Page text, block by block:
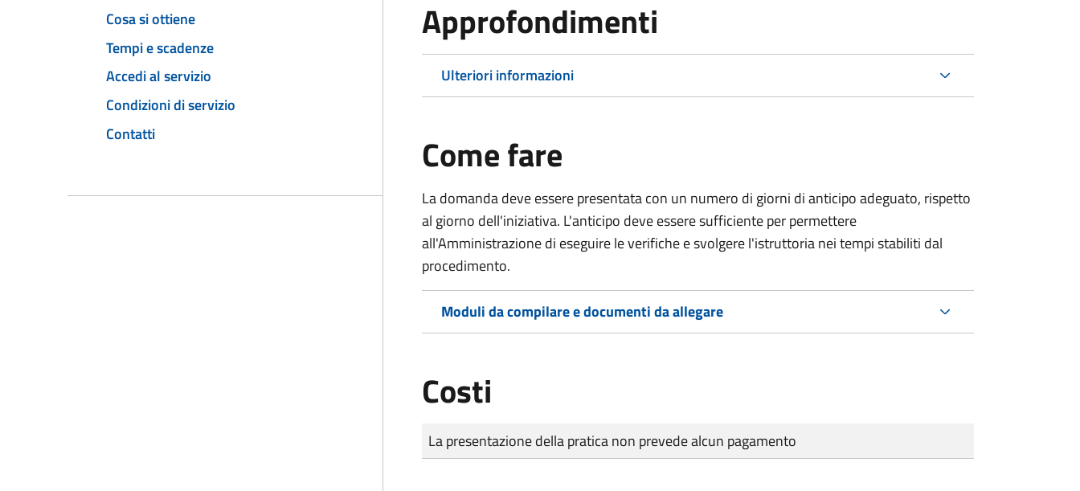
Cosa si ottiene
Tempi e scadenze
Accedi al servizio
Condizioni di servizio
Contatti
Approfondimenti
Ulteriori informazioni
Come fare
La domanda deve essere presentatacon un numero di giorni di anticipo adeguato, rispetto
al giorno dell'iniziativa. L'anticipo deve essere sufficiente per permettere
all'Amministrazione di eseguire le verifiche e svolgere l'istruttoria nei tempi stabiliti dal
procedimento.
Moduli da compilare e documenti da allegare
Costi
Tipo di pagamento
Importo
La presentazione della pratica non prevede alcun pagamento